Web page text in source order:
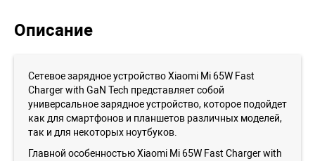
Описание
Сетевое зарядное устройство Xiaomi Mi 65W Fast
Charger with GaN Tech представляет собой
универсальное зарядное устройство, которое подойдет
как для смартфонов и планшетов различных моделей,
так и для некоторых ноутбуков.
Главной особенностью Xiaomi Mi 65W Fast Charger with